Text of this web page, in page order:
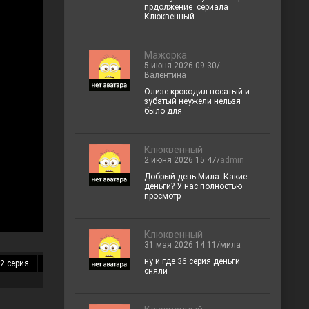
серия 14 серия 15 серия 16 серия
прдолжение сериала
Клюквенный
Мажорка
5 июня 2026 09:30/
Валентина
Олизе-крокодил носатый и
зубатый неужели нельзя
было для
Клюквенный
2 июня 2026 15:47/admin
Добрый день Мила. Какие
деньги? У нас полностью
просмотр
Клюквенный
31 мая 2026 14:11/мила
ну и где 36 серия деньги
сняли